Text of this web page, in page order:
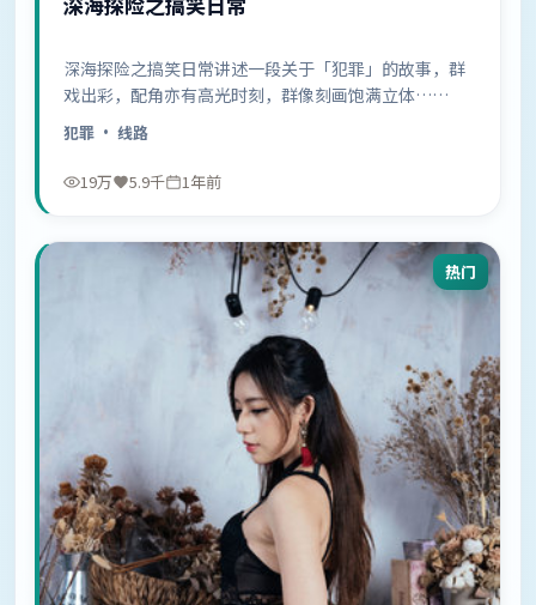
深海探险之搞笑日常讲述一段关于「犯罪」的故事，群
戏出彩，配角亦有高光时刻，群像刻画饱满立体……
犯罪 · 线路
19万 5.9千 1年前
热门